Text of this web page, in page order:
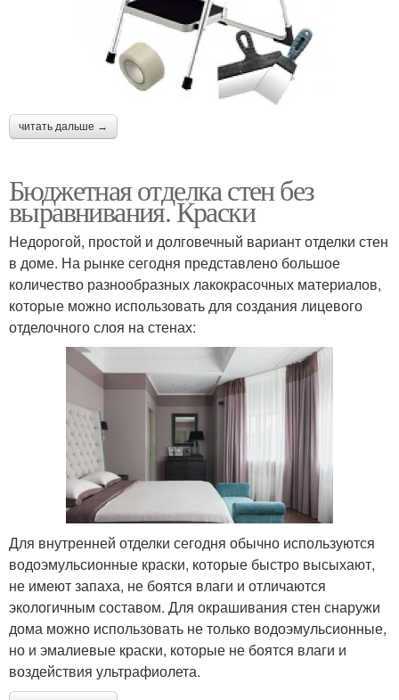
читать дальше →
Бюджетная отделка стен без
выравнивания. Краски
Недорогой, простой и долговечный вариант отделки стен
в доме. На рынке сегодня представлено большое
количество разнообразных лакокрасочных материалов,
которые можно использовать для создания лицевого
отделочного слоя на стенах:
Для внутренней отделки сегодня обычно используются
водоэмульсионные краски, которые быстро высыхают,
не имеют запаха, не боятся влаги и отличаются
экологичным составом. Для окрашивания стен снаружи
дома можно использовать не только водоэмульсионные,
но и эмалиевые краски, которые не боятся влаги и
воздействия ультрафиолета.